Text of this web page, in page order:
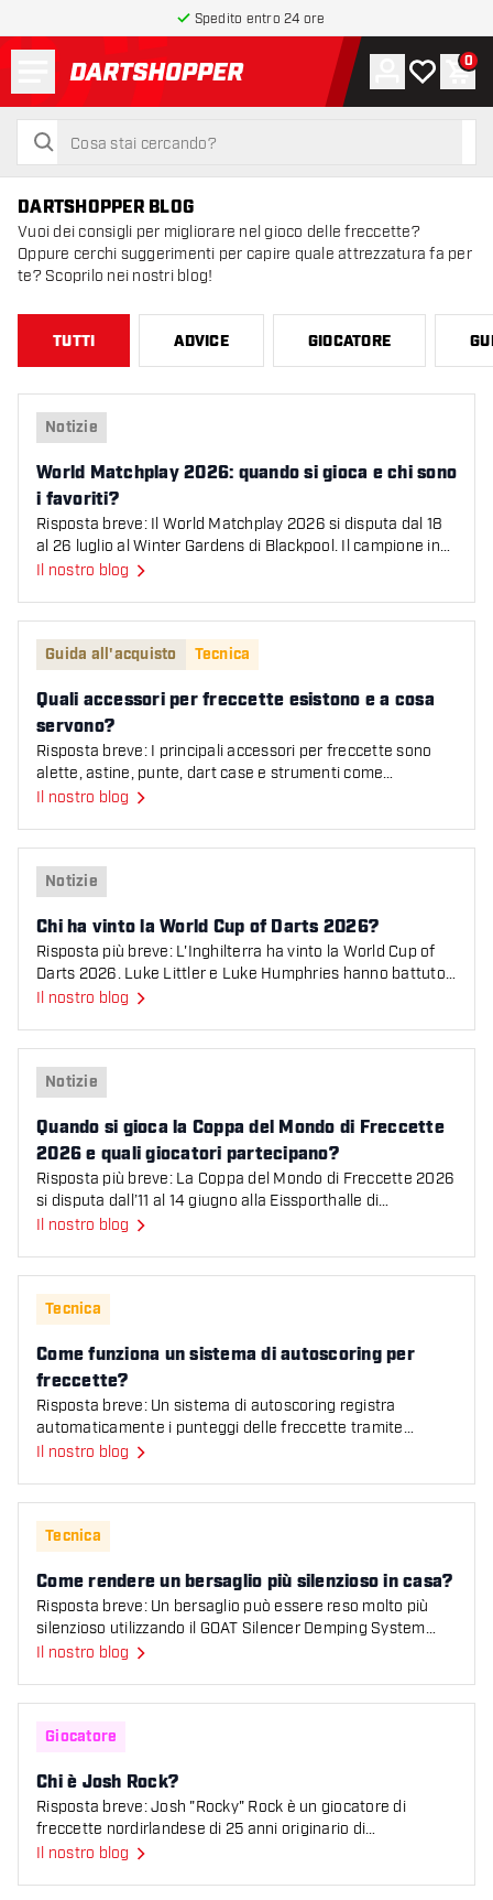
Spedito entro 24 ore
torna alla home page
cerca
cerca
Account
La mia0
DARTSHOPPER BLOG
Vuoi dei consigli per migliorare nel gioco delle freccette?
Oppure cerchi suggerimenti per capire quale attrezzatura fa per
te? Scoprilo nei nostri blog!
TUTTI ADVICE GIOCATORE
World Matchplay 2026: quando si gioca e chi sono i
Notizie
World Matchplay 2026: quando si gioca e chi sono
i favoriti?
Risposta breve: Il World Matchplay 2026 si disputa dal 18
al 26 luglio al Winter Gardens di Blackpool. Il campione in
carica Luke Littler è il favorito assolut
Il nostro blog
Quali accessori per freccette esistono e a cosa servono?
Guida all'acquisto Tecnica
Quali accessori per freccette esistono e a cosa
servono?
Risposta breve: I principali accessori per freccette sono
alette, astine, punte, dart case e strumenti come
affilapunte, repointing machine e livella per bersa
Il nostro blog
Chi ha vinto la World Cup of Darts 2026?
Notizie
Chi ha vinto la World Cup of Darts 2026?
Risposta più breve: L'Inghilterra ha vinto la World Cup of
Darts 2026. Luke Littler e Luke Humphries hanno battuto i
Paesi Bassi (Michael van Gerwen e Gian van
Il nostro blog
Quando si gioca la Coppa del Mondo di Freccette 2026
Notizie
Quando si gioca la Coppa del Mondo di Freccette
2026 e quali giocatori partecipano?
Risposta più breve: La Coppa del Mondo di Freccette 2026
si disputa dall’11 al 14 giugno alla Eissporthalle di
Francoforte. 40 nazioni si sfidano in coppia per
Il nostro blog
Come funziona un sistema di autoscoring per freccette?
Tecnica
Come funziona un sistema di autoscoring per
freccette?
Risposta breve: Un sistema di autoscoring registra
automaticamente i punteggi delle freccette tramite
telecamere e software AI. Le telecamere filmano il bersag
Il nostro blog
Come rendere un bersaglio più silenzioso in casa?
Tecnica
Come rendere un bersaglio più silenzioso in casa?
Risposta breve: Un bersaglio può essere reso molto più
silenzioso utilizzando il GOAT Silencer Demping System
posizionato dietro al bersaglio. Questo siste
Il nostro blog
Chi è Josh Rock?
Giocatore
Chi è Josh Rock?
Risposta breve: Josh "Rocky" Rock è un giocatore di
freccette nordirlandese di 25 anni originario di
Broughshane, attualmente numero 8 della PDC Order of
Il nostro blog